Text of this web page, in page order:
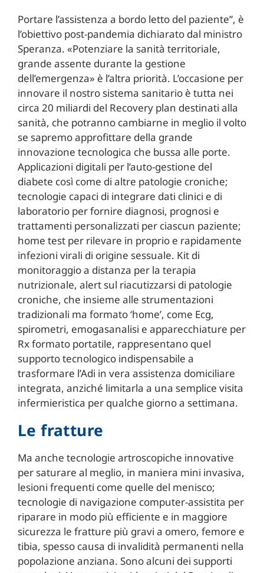
Portare l’assistenza a bordo letto del paziente”, è
l’obiettivo post-pandemia dichiarato dal ministro
Speranza. «Potenziare la sanità territoriale,
grande assente durante la gestione
dell’emergenza» è l’altra priorità. L’occasione per
innovare il nostro sistema sanitario è tutta nei
circa 20 miliardi del Recovery plan destinati alla
sanità, che potranno cambiarne in meglio il volto
se sapremo approfittare della grande
innovazione tecnologica che bussa alle porte.
Applicazioni digitali per l’auto-gestione del
diabete così come di altre patologie croniche;
tecnologie capaci di integrare dati clinici e di
laboratorio per fornire diagnosi, prognosi e
trattamenti personalizzati per ciascun paziente;
home test per rilevare in proprio e rapidamente
infezioni virali di origine sessuale. Kit di
monitoraggio a distanza per la terapia
nutrizionale, alert sul riacutizzarsi di patologie
croniche, che insieme alle strumentazioni
tradizionali ma formato ‘home’, come Ecg,
spirometri, emogasanalisi e apparecchiature per
Rx formato portatile, rappresentano quel
supporto tecnologico indispensabile a
trasformare l’Adi in vera assistenza domiciliare
integrata, anziché limitarla a una semplice visita
infermieristica per qualche giorno a settimana.
Le fratture
Ma anche tecnologie artroscopiche innovative
per saturare al meglio, in maniera mini invasiva,
lesioni frequenti come quelle del menisco;
tecnologie di navigazione computer-assistita per
riparare in modo più efficiente e in maggiore
sicurezza le fratture più gravi a omero, femore e
tibia, spesso causa di invalidità permanenti nella
popolazione anziana. Sono alcuni dei supporti